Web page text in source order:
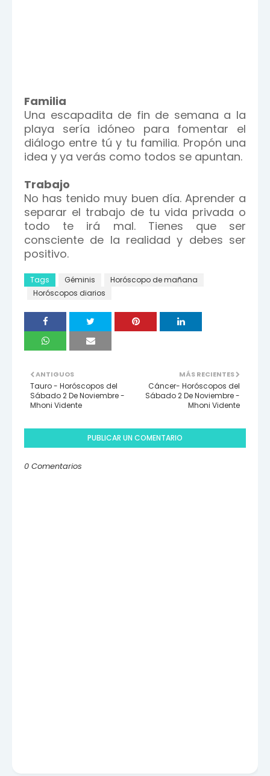
Familia
Una escapadita de fin de semana a la
playa sería idóneo para fomentar el
diálogo entre tú y tu familia. Propón una
idea y ya verás como todos se apuntan.
Trabajo
No has tenido muy buen día. Aprender a
separar el trabajo de tu vida privada o
todo te irá mal. Tienes que ser
consciente de la realidad y debes ser
positivo.
Tags Géminis
Horóscopo de mañana
Horóscopos diarios
MÁS RECIENTES
Cáncer- Horóscopos del
Sábado 2 De Noviembre -
Mhoni Vidente
ANTIGUOS
Tauro - Horóscopos del
Sábado 2 De Noviembre -
Mhoni Vidente
PUBLICAR UN COMENTARIO
0 Comentarios